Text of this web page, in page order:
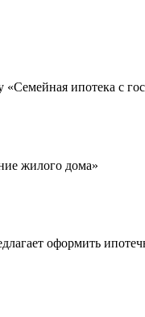
ипотека с
жилого дома»
оформить